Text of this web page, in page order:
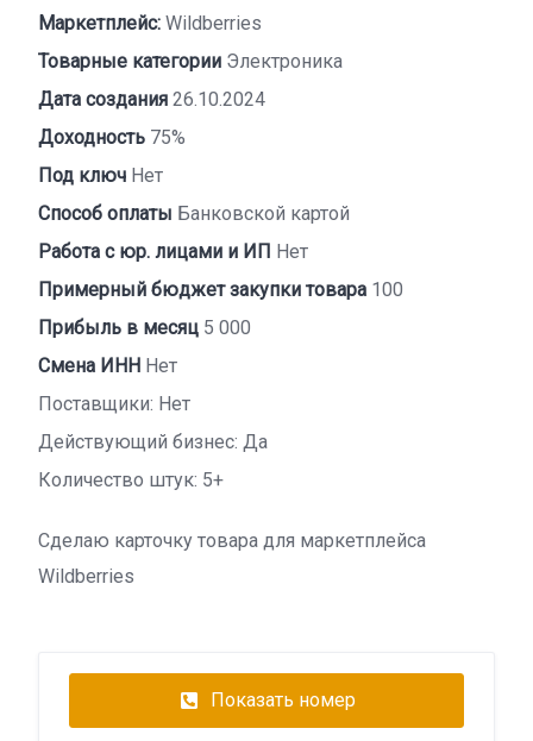
Маркетплейс: Wildberries
Товарные категории Электроника
Дата создания 26.10.2024
Доходность 75%
Под ключ Нет
Способ оплаты Банковской картой
Работа с юр. лицами и ИП Нет
Примерный бюджет закупки товара 100
Прибыль в месяц 5 000
Смена ИНН Нет
Поставщики: Нет
Действующий бизнес: Да
Количество штук: 5+
Сделаю карточку товара для маркетплейса
Wildberries
Показать номер